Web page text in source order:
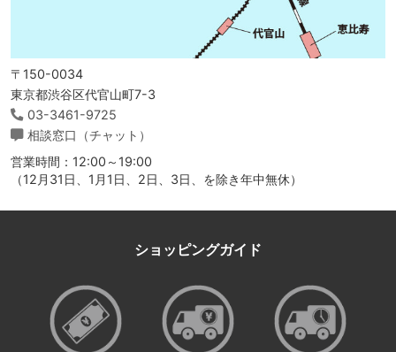
〒150-0034
東京都渋谷区代官山町7-3
03-3461-9725
相談窓口（チャット）
営業時間：12:00～19:00
（12月31日、1月1日、2日、3日、を除き年中無休）
ショッピングガイド